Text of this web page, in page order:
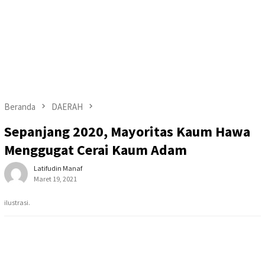
Beranda DAERAH
Sepanjang 2020, Mayoritas Kaum Hawa
Menggugat Cerai Kaum Adam
Latifudin Manaf
Maret 19, 2021
ilustrasi.